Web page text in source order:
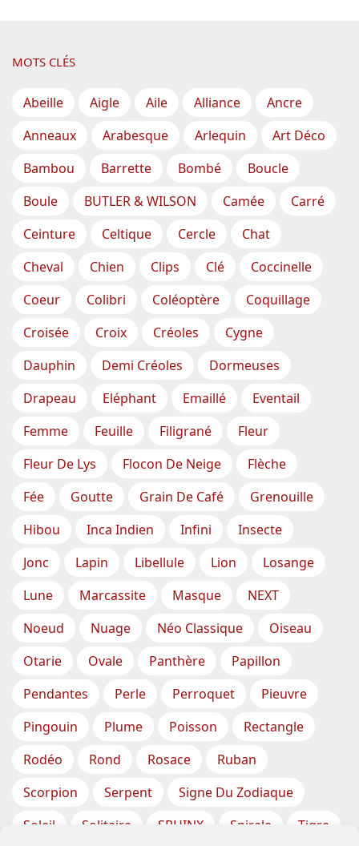
MOTS CLÉS
Abeille Aigle Aile Alliance
Ancre
Anneaux
Arabesque Arlequin
Art Déco
Bambou
Barrette Bombé
Boucle
Boule
BUTLER & WILSON Camée
Carré
Ceinture
Celtique Cercle
Chat
Cheval
Chien Clips Clé
Coccinelle
Coeur
Colibri Coléoptère
Coquillage
Croisée
Croix Créoles
Cygne
Dauphin
Demi Créoles
Dormeuses
Drapeau
Eléphant Emaillé
Eventail
Femme
Feuille Filigrané
Fleur
Fleur De Lys
Flocon De Neige
Flèche
Fée
Goutte Grain De Café
Grenouille
Hibou
Inca Indien Infini
Insecte
Jonc
Lapin Libellule Lion
Losange
Lune
Marcassite Masque
NEXT
Noeud
Nuage Néo Classique
Oiseau
Otarie
Ovale Panthère
Papillon
Pendantes
Perle Perroquet
Pieuvre
Pingouin
Plume Poisson
Rectangle
Rodéo
Rond Rosace
Ruban
Scorpion
Serpent
Signe Du Zodiaque
Soleil
Solitaire SPHINX Spirale Tigre